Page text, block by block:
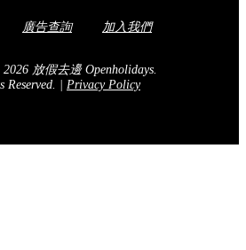
廣告查詢 加入我們
放假去邊 Openholidays.
Reserved.
Privacy Policy